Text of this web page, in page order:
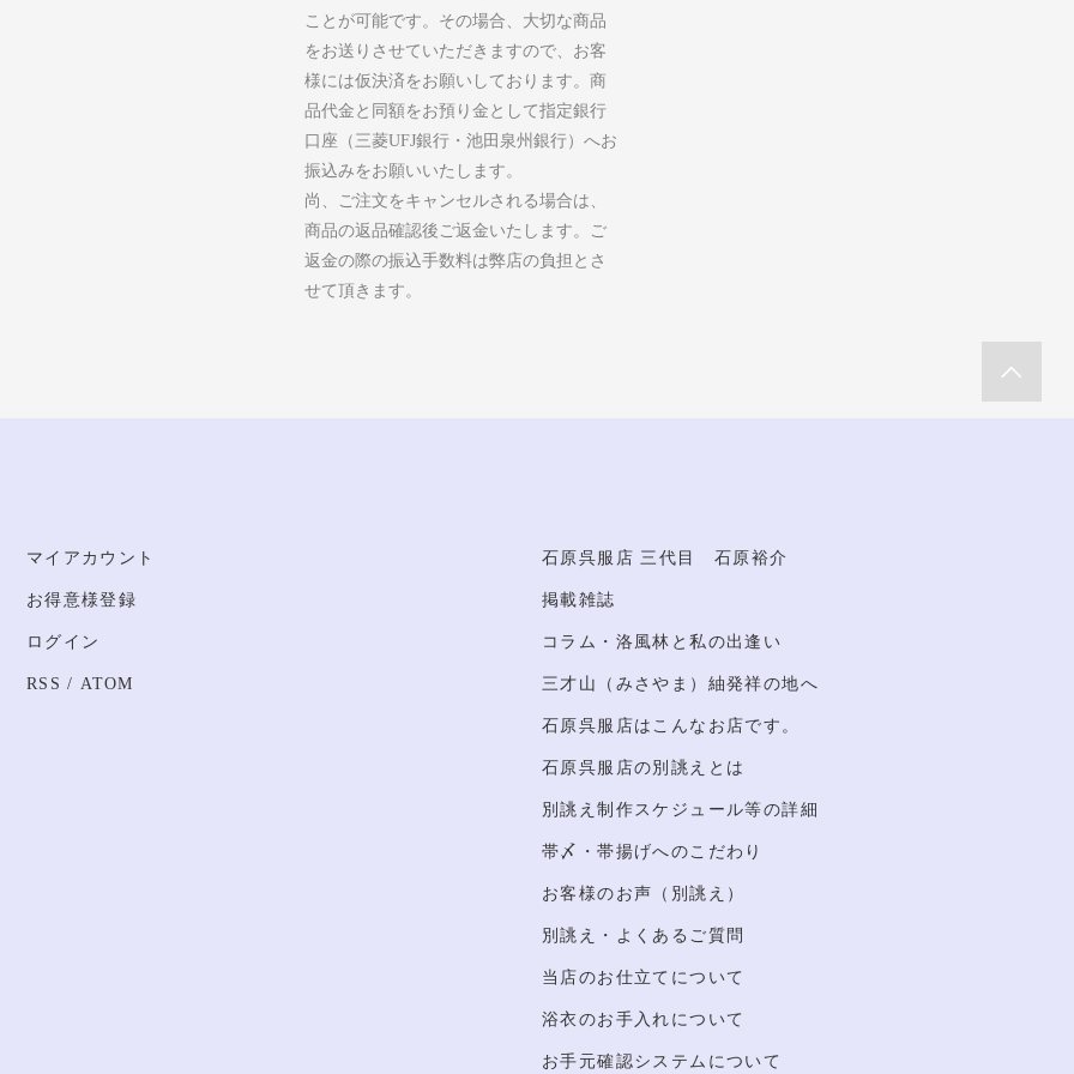
ことが可能です。その場合、大切な商品
をお送りさせていただきますので、お客
様には仮決済をお願いしております。商
品代金と同額をお預り金として指定銀行
口座（三菱UFJ銀行・池田泉州銀行）へお
振込みをお願いいたします。
尚、ご注文をキャンセルされる場合は、
商品の返品確認後ご返金いたします。ご
返金の際の振込手数料は弊店の負担とさ
せて頂きます。
マイアカウント
お得意様登録
ログイン
RSS / ATOM
石原呉服店 三代目 石原裕介
掲載雑誌
コラム・洛風林と私の出逢い
三才山（みさやま）紬発祥の地へ
石原呉服店はこんなお店です。
石原呉服店の別誂えとは
別誂え制作スケジュール等の詳細
帯〆・帯揚げへのこだわり
お客様のお声（別誂え）
別誂え・よくあるご質問
当店のお仕立てについて
浴衣のお手入れについて
お手元確認システムについて